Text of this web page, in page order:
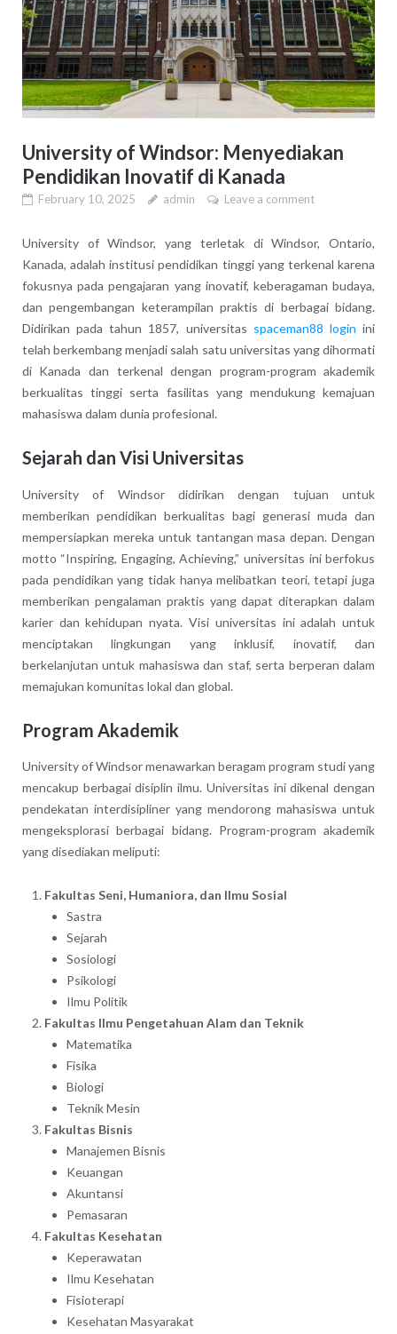
University of Windsor: Menyediakan
Pendidikan Inovatif di Kanada
February 10, 2025 admin Leave a comment
University of Windsor, yang terletak di Windsor, Ontario,
Kanada, adalah institusi pendidikan tinggi yang terkenal karena
fokusnya pada pengajaran yang inovatif, keberagaman budaya,
dan pengembangan keterampilan praktis di berbagai bidang.
Didirikan pada tahun 1857, universitas spaceman88 login ini
telah berkembang menjadi salah satu universitas yang dihormati
di Kanada dan terkenal dengan program-program akademik
berkualitas tinggi serta fasilitas yang mendukung kemajuan
mahasiswa dalam dunia profesional.
Sejarah dan Visi Universitas
University of Windsor didirikan dengan tujuan untuk
memberikan pendidikan berkualitas bagi generasi muda dan
mempersiapkan mereka untuk tantangan masa depan. Dengan
motto “Inspiring, Engaging, Achieving,” universitas ini berfokus
pada pendidikan yang tidak hanya melibatkan teori, tetapi juga
memberikan pengalaman praktis yang dapat diterapkan dalam
karier dan kehidupan nyata. Visi universitas ini adalah untuk
menciptakan lingkungan yang inklusif, inovatif, dan
berkelanjutan untuk mahasiswa dan staf, serta berperan dalam
memajukan komunitas lokal dan global.
Program Akademik
University of Windsor menawarkan beragam program studi yang
mencakup berbagai disiplin ilmu. Universitas ini dikenal dengan
pendekatan interdisipliner yang mendorong mahasiswa untuk
mengeksplorasi berbagai bidang. Program-program akademik
yang disediakan meliputi:
Fakultas Seni, Humaniora, dan Ilmu Sosial
Sastra
Sejarah
Sosiologi
Psikologi
Ilmu Politik
Fakultas Ilmu Pengetahuan Alam dan Teknik
Matematika
Fisika
Biologi
Teknik Mesin
Fakultas Bisnis
Manajemen Bisnis
Keuangan
Akuntansi
Pemasaran
Fakultas Kesehatan
Keperawatan
Ilmu Kesehatan
Fisioterapi
Kesehatan Masyarakat